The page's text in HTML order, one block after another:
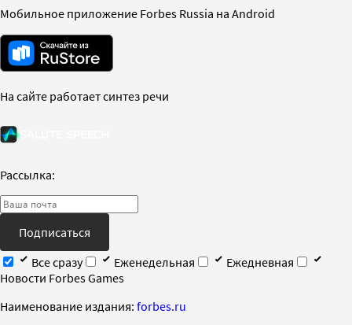
Мобильное приложение Forbes Russia на Android
На сайте работает синтез речи
Рассылка:
Подписаться
Все сразу
Еженедельная
Ежедневная
Новости Forbes Games
Наименование издания: forbes.ru